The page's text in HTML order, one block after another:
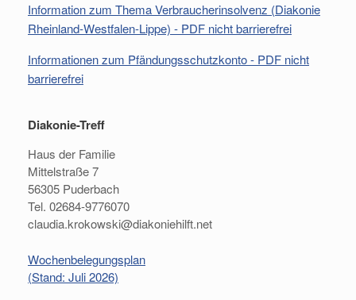
Information zum Thema Verbraucherinsolvenz (Diakonie
Rheinland-Westfalen-Lippe) - PDF nicht barrierefrei
Informationen zum Pfändungsschutzkonto - PDF nicht
barrierefrei
Diakonie-Treff
Haus der Familie
Mittelstraße 7
56305 Puderbach
Tel. 02684-9776070
claudia.krokowski@diakoniehilft.net
Wochenbelegungsplan
(Stand: Juli 2026)